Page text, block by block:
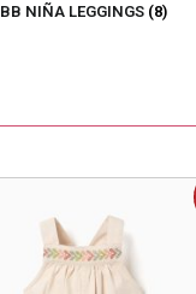
BB NIÑA LEGGINGS (8)